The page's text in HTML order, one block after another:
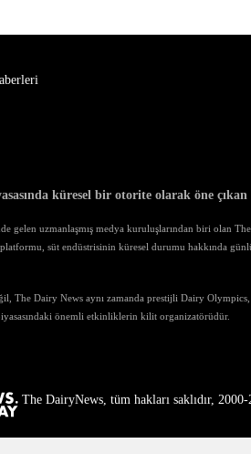
küresel bir otorite olarak öne
gelen uzmanlaşmış medya kuruluşlarından biri olan
platformu, süt endüstrisinin küresel durumu hakkında
The Dairy News aynı zamanda prestijli Dairy
önemli etkinliklerin kilit organizatörüdür.
The DairyNews, tüm hakları saklıdır, 2000-